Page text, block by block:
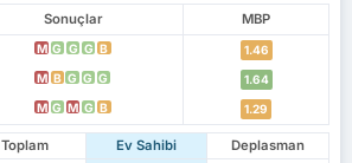
Sonuçlar
MBP
M G G G B 1.46
M B G G G 1.64
M G M G B 1.29
Toplam Ev Sahibi
Deplasman